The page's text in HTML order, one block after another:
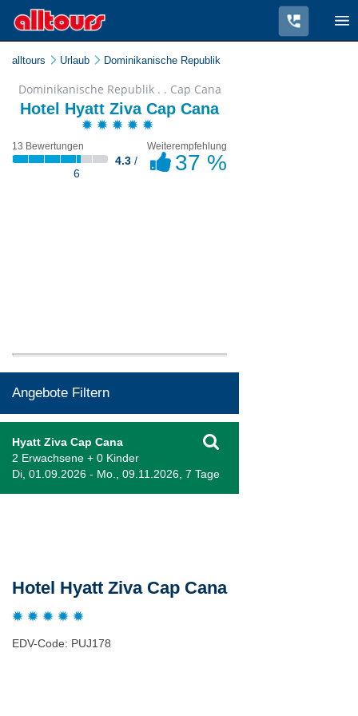
alltours Urlaub Dominikanische Republik
Dominikanische Republik . . Cap Cana
Hotel Hyatt Ziva Cap Cana
13 Bewertungen
4.3 /
6
Weiterempfehlung
37 %
Angebote Filtern
Hyatt Ziva Cap Cana
2 Erwachsene + 0 Kinder
Di, 01.09.2026 - Mo., 09.11.2026, 7 Tage
Hotel Hyatt Ziva Cap Cana
EDV-Code: PUJ178